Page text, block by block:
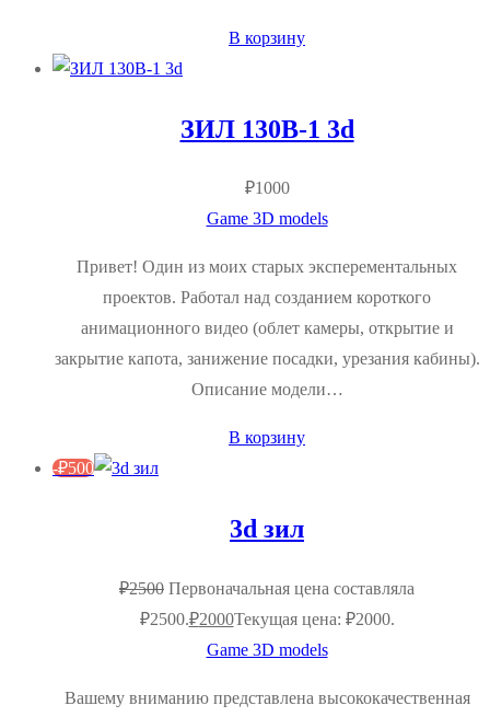
В корзину
ЗИЛ 130В-1 3d
₽1000
Game 3D models
Привет! Один из моих старых эксперементальных
проектов. Работал над созданием короткого
анимационного видео (облет камеры, открытие и
закрытие капота, занижение посадки, урезания кабины).
Описание модели…
В корзину
-₽500
3d зил
₽2500 Первоначальная цена составляла
₽2500.₽2000Текущая цена: ₽2000.
Game 3D models
Вашему вниманию представлена высококачественная